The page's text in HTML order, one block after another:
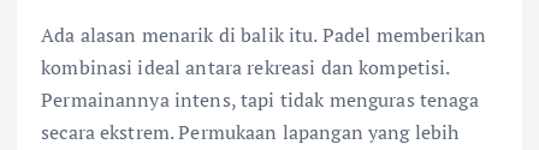
Ada alasan menarik di balik itu. Padel memberikan
kombinasi ideal antara rekreasi dan kompetisi.
Permainannya intens, tapi tidak menguras tenaga
secara ekstrem. Permukaan lapangan yang lebih